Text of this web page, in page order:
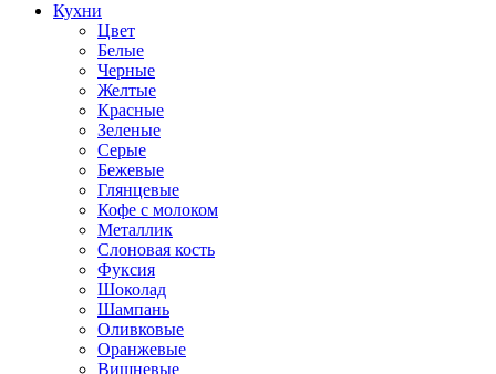
Кухни
Цвет
Белые
Черные
Желтые
Красные
Зеленые
Серые
Бежевые
Глянцевые
Кофе с молоком
Металлик
Слоновая кость
Фуксия
Шоколад
Шампань
Оливковые
Оранжевые
Вишневые